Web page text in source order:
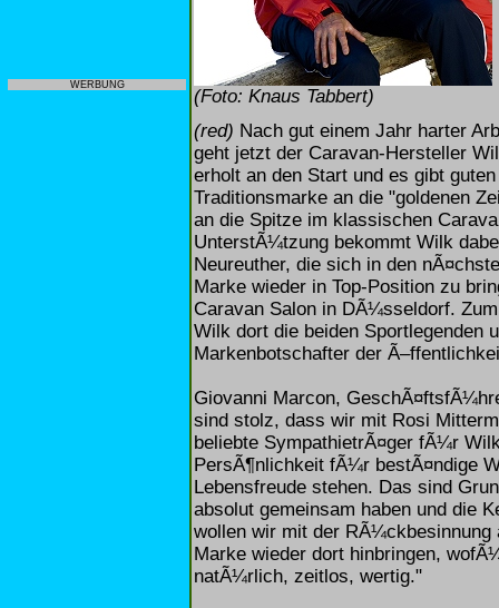
WERBUNG
(Foto: Knaus Tabbert)
(red) Nach gut einem Jahr harter
geht jetzt der Caravan-Hersteller
erholt an den Start und es gibt
Traditionsmarke an die "goldenen
an die Spitze im klassischen
UnterstÃ¼tzung bekommt Wilk
Neureuther, die sich in den
Marke wieder in Top-Position zu
Caravan Salon in DÃ¼sseldorf.
Wilk dort die beiden Sportlegenden
Markenbotschafter der
Giovanni Marcon,
sind stolz, dass wir mit Rosi
beliebte SympathietrÃ¤ger fÃ¼r
PersÃ¶nlichkeit fÃ¼r bestÃ¤ndige
Lebensfreude stehen. Das sind
absolut gemeinsam haben und die
wollen wir mit der
Marke wieder dort hinbringen,
natÃ¼rlich, zeitlos, wertig."